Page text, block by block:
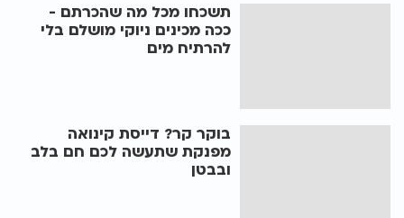
תשכחו מכל מה שהכרתם -
ככה מכינים ניוקי מושלם בלי
להרתיח מים
בוקר קר? דייסת קינואה
מפנקת שתעשה לכם חם בלב
ובבטן